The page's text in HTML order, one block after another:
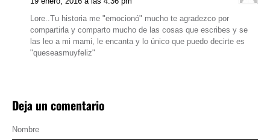
Lore..Tu historia me "emocionó" mucho te agradezco por
compartirla y comparto mucho de las cosas que escribes y se
las leo a mi mami, le encanta y lo único que puedo decirte es
"queseasmuyfeliz"
Deja un comentario
Nombre